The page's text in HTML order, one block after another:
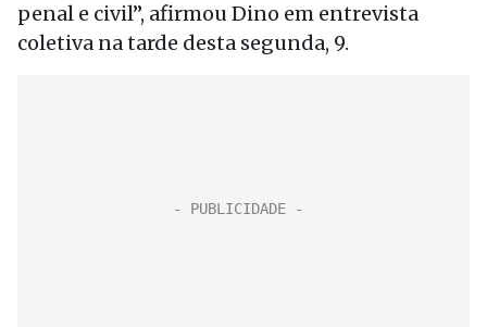
penal e civil”, afirmou Dino em entrevista
coletiva na tarde desta segunda, 9.